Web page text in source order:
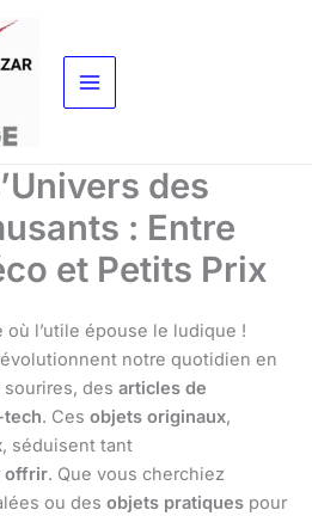
des
: Entre
et Petits Prix
l’utile épouse le ludique !
notre quotidien en
des articles de
. Ces objets originaux,
, séduisent tant
offrir. Que vous cherchiez
ou des objets pratiques pour